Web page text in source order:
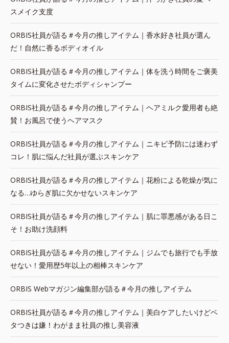
スメイク支度
ORBIS社員が語る＃今月の推しアイテム｜香水好き社員が選ん
だ！自然に香るボディオイル
ORBIS社員が語る＃今月の推しアイテム｜体を洗う時間をご褒美
タイムに変化させたボディシャンプー
ORBIS社員が語る＃今月の推しアイテム｜ヘアミルク愛用者も絶
賛！お風呂で使うヘアマスク
ORBIS社員が語る＃今月の推しアイテム｜ニキビ予防には迷わず
コレ！肌に悩んだ社員が選ぶスキンケア
ORBIS社員が語る＃今月の推しアイテム｜花粉による乾燥が気に
なる…ゆらぎ肌に欠かせないスキンケア
ORBIS社員が語る＃今月の推しアイテム｜肌に罪悪感がある日こ
そ！お助け洗顔料
ORBIS社員が語る＃今月の推しアイテム｜ジムでも旅行でも手放
せない！愛用歴5年以上の相棒スキンケア
ORBIS Webマガジン編集部が語る＃今月の推しアイテム
ORBIS社員が語る＃今月の推しアイテム｜美白ケアしたいけどベ
タつきは嫌！わがまま社員の推し美容液